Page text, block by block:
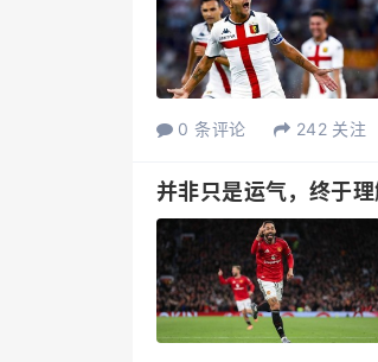
0 条评论 242 关注
并非只是运气，终于